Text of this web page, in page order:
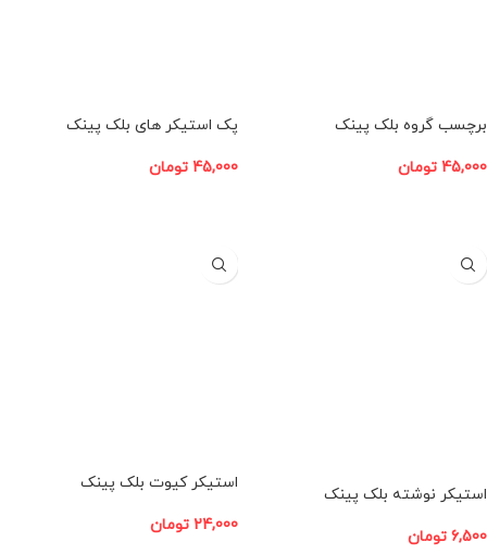
برچسب گروه بلک پینک
45,000 تومان
پک استیکر های بلک پینک
45,000 تومان
استیکر نوشته بلک پینک
6,500 تومان
استیکر کیوت بلک پینک
24,000 تومان